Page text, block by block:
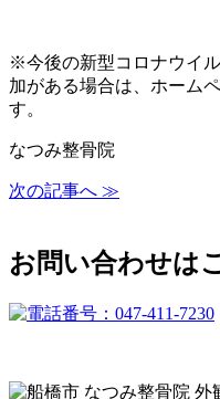
※今後の新型コロナウイ
加がある場合は、ホーム
す。
なつみ整骨院
次の記事へ ≫
お問い合わせは